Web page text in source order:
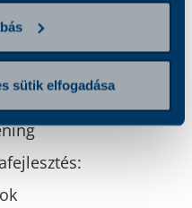
sütik elfogadása